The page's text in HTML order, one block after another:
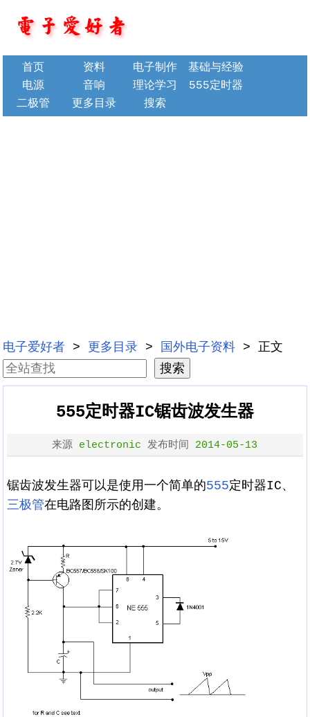
首页 资料 电子制作
基础与经验
电源
音响 理论学习
555定时器
二极管
更多目录 搜索
电子爱好者 > 更多目录 > 国外电子资料 > 正文
555定时器IC锯齿波发生器
来源 electronic 发布时间 2014-05-13
锯齿波发生器可以是使用一个简单的555定时器IC、
三极管在电路图所示的创建。